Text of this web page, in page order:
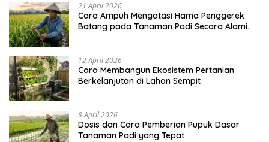
21 April 2026
Cara Ampuh Mengatasi Hama Penggerek
Batang pada Tanaman Padi Secara Alami
12 April 2026
Cara Membangun Ekosistem Pertanian
Berkelanjutan di Lahan Sempit
8 April 2026
Dosis dan Cara Pemberian Pupuk Dasar
Tanaman Padi yang Tepat